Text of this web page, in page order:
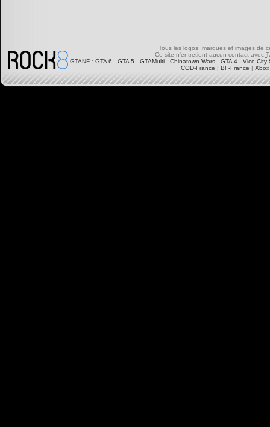
Tous les logos, marques et images de
Ce site n'entretient aucun contact avec
GTANF : GTA 6 - GTA 5 - GTAMulti - Chinatown Wars - GTA 4 - Vice City
COD-France | BF-France |